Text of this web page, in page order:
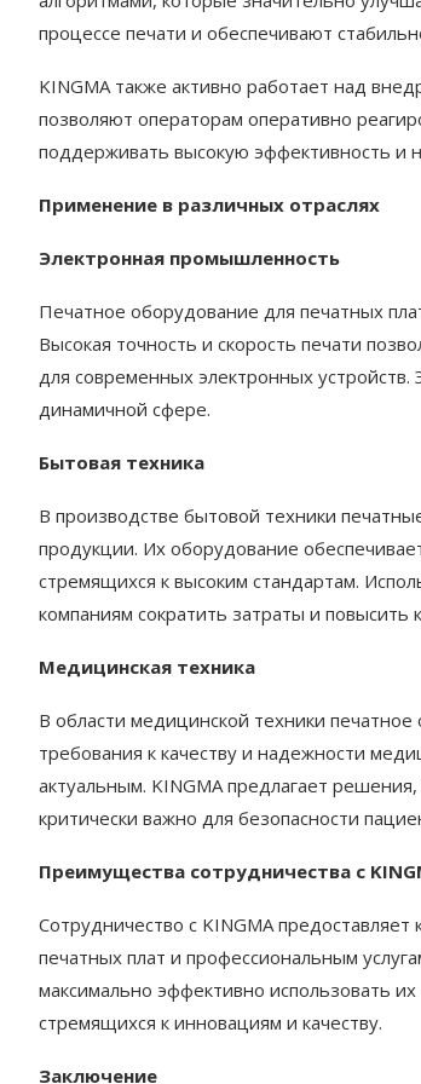
процессе печати и обеспечивают
KINGMA также активно работает над
позволяют операторам оперативно
поддерживать высокую эффективность и
Применение в различных отраслях
Электронная промышленность
Печатное оборудование для печатных
Высокая точность и скорость печати
для современных электронных
динамичной сфере.
Бытовая техника
В производстве бытовой техники
продукции. Их оборудование
стремящихся к высоким стандартам.
компаниям сократить затраты и повысить
Медицинская техника
В области медицинской техники
требования к качеству и надежности
актуальным. KINGMA предлагает
критически важно для безопасности
Преимущества сотрудничества с
Сотрудничество с KINGMA
печатных плат и профессиональным
максимально эффективно использовать
стремящихся к инновациям и качеству.
Заключение